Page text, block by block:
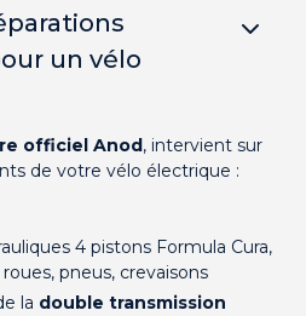
un vélo
officiel Anod, intervient sur
de votre vélo électrique :
4 pistons Formula Cura,
pneus, crevaisons
la double transmission